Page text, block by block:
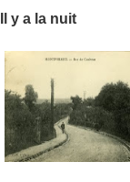
Il y a la nuit